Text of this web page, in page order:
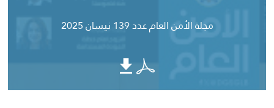
مجلة الأمن العام عدد 139 نيسان 2025